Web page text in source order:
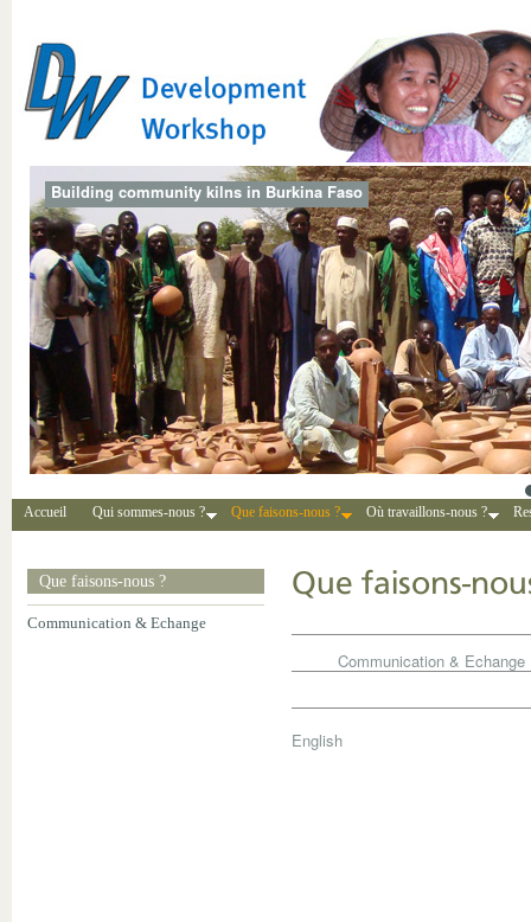
Building community kilns in Burkina Faso
Accueil Qui sommes-nous ? Que faisons-nous ? Où travaillons-nous ?
Que faisons-nous ?
Communication & Echange
Que faisons-
Communication & Echange
English